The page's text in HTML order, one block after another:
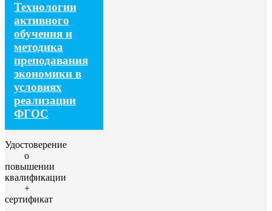
Технологии
активного
обучения и
методика
преподавания
экономики в
условиях
реализации
ФГОС
Удостоверение
о
повышении
квалификации
+
сертификат